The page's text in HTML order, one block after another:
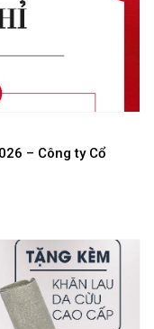
– Công ty Cổ